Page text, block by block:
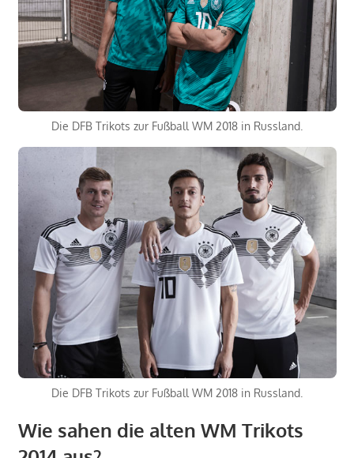
Die DFB Trikots zur Fußball WM 2018 in Russland.
Die DFB Trikots zur Fußball WM 2018 in Russland.
Wie sahen die alten WM Trikots